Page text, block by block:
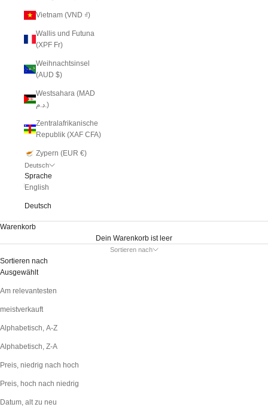
Vietnam (VND ₫)
Wallis und Futuna
(XPF Fr)
Weihnachtsinsel
(AUD $)
Westsahara (MAD
د.م.)
Zentralafrikanische
Republik (XAF CFA)
Zypern (EUR €)
Deutsch
Sprache
English
Deutsch
Warenkorb
Dein Warenkorb ist leer
Sortieren nach
Sortieren nach
Ausgewählt
Am relevantesten
meistverkauft
Alphabetisch, A-Z
Alphabetisch, Z-A
Preis, niedrig nach hoch
Preis, hoch nach niedrig
Datum, alt zu neu